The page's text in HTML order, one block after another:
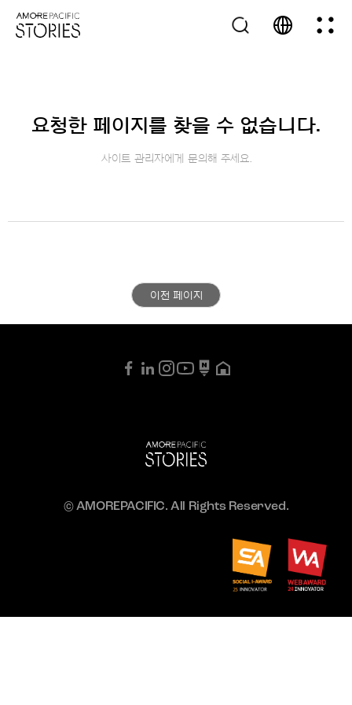
요청한 페이지를 찾을 수 없습니다.
사이트 관리자에게 문의해 주세요.
이전 페이지
© AMOREPACIFIC. All Rights Reserved.